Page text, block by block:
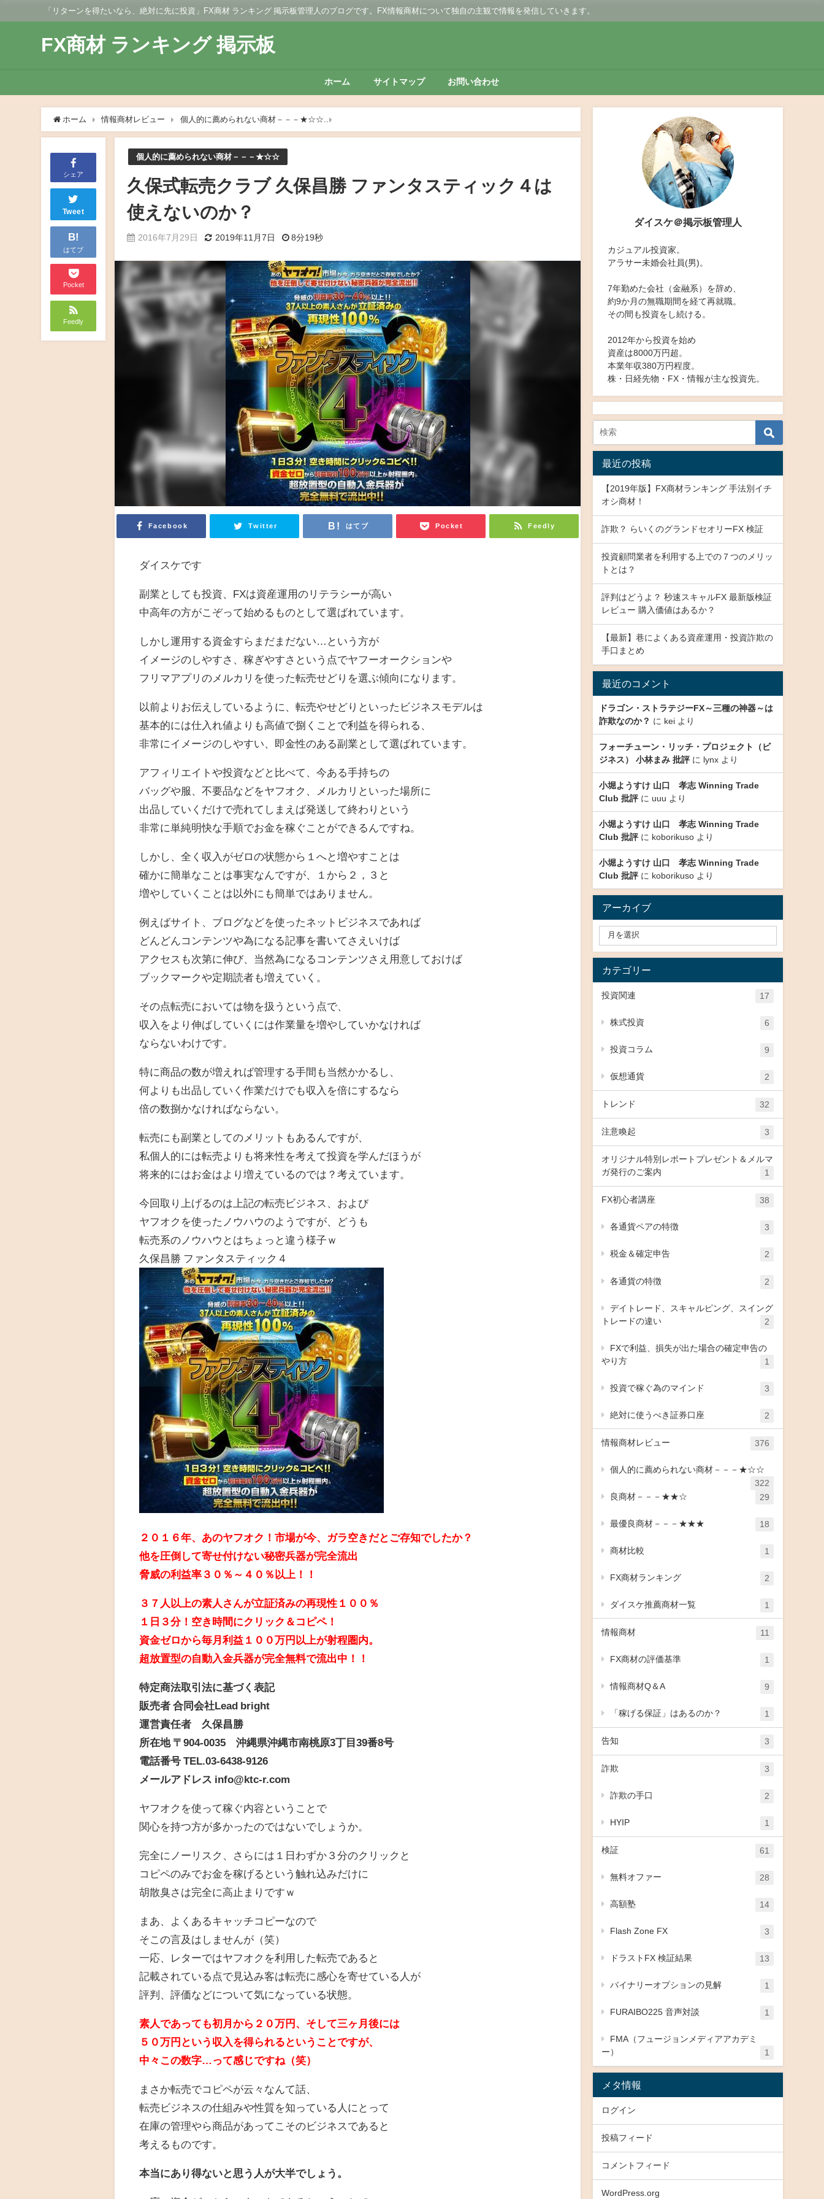
「リターンを得たいなら、絶対に先に投資」FX商材 ランキング 掲示板管理人のブログです。FX情報商材について独自の主観で情報を発信していきます。
FX商材 ランキング 掲示板
ホーム サイトマップ お問い合わせ
ホーム 情報商材レビュー 個人的に薦められない商材－－－★☆☆
シェア
Tweet
B!
はてブ
Pocket
Feedly
個人的に薦められない商材－－－★☆☆
久保式転売クラブ 久保昌勝 ファンタスティック４は
使えないのか？
2016年7月29日 2019年11月7日 8分19秒
Facebook Twitter はてブ Pocket Feedly
ダイスケです
副業としても投資、FXは資産運用のリテラシーが高い
中高年の方がこぞって始めるものとして選ばれています。
しかし運用する資金すらまだまだない…という方が
イメージのしやすさ、稼ぎやすさという点でヤフーオークションや
フリマアプリのメルカリを使った転売せどりを選ぶ傾向になります。
以前よりお伝えしているように、転売やせどりといったビジネスモデルは
基本的には仕入れ値よりも高値で捌くことで利益を得られる、
非常にイメージのしやすい、即金性のある副業として選ばれています。
アフィリエイトや投資などと比べて、今ある手持ちの
バッグや服、不要品などをヤフオク、メルカリといった場所に
出品していくだけで売れてしまえば発送して終わりという
非常に単純明快な手順でお金を稼ぐことができるんですね。
しかし、全く収入がゼロの状態から１へと増やすことは
確かに簡単なことは事実なんですが、１から２，３と
増やしていくことは以外にも簡単ではありません。
例えばサイト、ブログなどを使ったネットビジネスであれば
どんどんコンテンツや為になる記事を書いてさえいけば
アクセスも次第に伸び、当然為になるコンテンツさえ用意しておけば
ブックマークや定期読者も増えていく。
その点転売においては物を扱うという点で、
収入をより伸ばしていくには作業量を増やしていかなければ
ならないわけです。
特に商品の数が増えれば管理する手間も当然かかるし、
何よりも出品していく作業だけでも収入を倍にするなら
倍の数捌かなければならない。
転売にも副業としてのメリットもあるんですが、
私個人的には転売よりも将来性を考えて投資を学んだほうが
将来的にはお金はより増えているのでは？考えています。
今回取り上げるのは上記の転売ビジネス、および
ヤフオクを使ったノウハウのようですが、どうも
転売系のノウハウとはちょっと違う様子ｗ
久保昌勝 ファンタスティック４
２０１６年、あのヤフオク！市場が今、ガラ空きだとご存知でしたか？
他を圧倒して寄せ付けない秘密兵器が完全流出
脅威の利益率３０％～４０％以上！！
３７人以上の素人さんが立証済みの再現性１００％
１日３分！空き時間にクリック＆コピペ！
資金ゼロから毎月利益１００万円以上が射程圏内。
超放置型の自動入金兵器が完全無料で流出中！！
特定商法取引法に基づく表記
販売者 合同会社Lead bright
運営責任者 久保昌勝
所在地 〒904-0035 沖縄県沖縄市南桃原3丁目39番8号
電話番号 TEL.03-6438-9126
メールアドレス info@ktc-r.com
ヤフオクを使って稼ぐ内容ということで
関心を持つ方が多かったのではないでしょうか。
完全にノーリスク、さらには１日わずか３分のクリックと
コピペのみでお金を稼げるという触れ込みだけに
胡散臭さは完全に高止まりですｗ
まあ、よくあるキャッチコピーなので
そこの言及はしませんが（笑）
一応、レターではヤフオクを利用した転売であると
記載されている点で見込み客は転売に感心を寄せている人が
評判、評価などについて気になっている状態。
素人であっても初月から２０万円、そして三ヶ月後には
５０万円という収入を得られるということですが、
中々この数字…って感じですね（笑）
まさか転売でコピペが云々なんて話、
転売ビジネスの仕組みや性質を知っている人にとって
在庫の管理やら商品があってこそのビジネスであると
考えるものです。
本当にあり得ないと思う人が大半でしょう。
ダイスケ＠掲示板管理人
カジュアル投資家。
アラサー未婚会社員(男)。
7年勤めた会社（金融系）を辞め、
約9か月の無職期間を経て再就職。
その間も投資をし続ける。
2012年から投資を始め
資産は8000万円超。
本業年収380万円程度。
株・日経先物・FX・情報が主な投資先。
最近の投稿
【2019年版】FX商材ランキング 手法別イチ
オシ商材！
詐欺？ らいくのグランドセオリーFX 検証
投資顧問業者を利用する上での７つのメリッ
トとは？
評判はどうよ？ 秒速スキャルFX 最新版検証
レビュー 購入価値はあるか？
【最新】巷によくある資産運用・投資詐欺の
手口まとめ
最近のコメント
ドラゴン・ストラテジーFX～三種の神器～は
詐欺なのか？ に keiより
フォーチューン・リッチ・プロジェクト（ビ
ジネス） 小林まみ 批評に lynxより
小堀ようすけ 山口 孝志 Winning Trade
Club 批評に uuu より
小堀ようすけ 山口 孝志 Winning Trade
Club 批評に koborikusoより
小堀ようすけ 山口 孝志 Winning Trade
Club 批評に koborikusoより
アーカイブ
カテゴリー
投資関連 17
株式投資 6
投資コラム 9
仮想通貨 2
トレンド 32
注意喚起 3
オリジナル特別レポートプレゼント＆メルマ
ガ発行のご案内
1
FX初心者講座 38
各通貨ペアの特徴 3
税金＆確定申告 2
各通貨の特徴 2
デイトレード、スキャルピング、スイング
トレードの違い
2
FXで利益、損失が出た場合の確定申告の
やり方
1
投資で稼ぐ為のマインド 3
絶対に使うべき証券口座 2
情報商材レビュー 376
個人的に薦められない商材－－－★☆☆
322
良商材－－－★★☆
29
最優良商材－－－★★★ 18
商材比較 1
FX商材ランキング 2
ダイスケ推薦商材一覧 1
情報商材 11
FX商材の評価基準 1
情報商材Q＆A 9
「稼げる保証」はあるのか？ 1
告知 3
詐欺 3
詐欺の手口 2
HYIP 1
検証 61
無料オファー 28
高額塾 14
Flash Zone FX 3
ドラストFX 検証結果 13
バイナリーオプションの見解 1
FURAIBO225 音声対談 1
FMA（フュージョンメディアアカデミ
ー）
1
メタ情報
ログイン
投稿フィード
コメントフィード
WordPress.org